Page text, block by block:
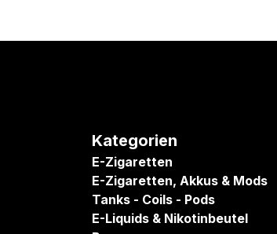
Kategorien
E-Zigaretten
E-Zigaretten, Akkus & Mods
Tanks - Coils - Pods
E-Liquids & Nikotinbeutel